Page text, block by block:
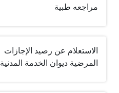
مراجعه طبية
الاستعلام عن رصيد الإجازات
المرضية ديوان الخدمة المدنية